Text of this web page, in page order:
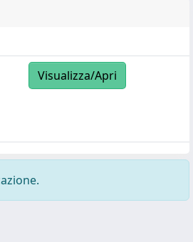
Visualizza/Apri